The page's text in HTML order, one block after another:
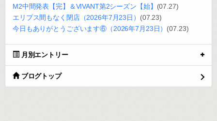
M2中間発表【完】＆VIVANT第2シーズン【始】 (07.27)
エリプス間もなく閉店（2026年7月23日） (07.23)
今日もありがとうございます⑥（2026年7月23日） (07.23)
月別エントリー
ブログトップ